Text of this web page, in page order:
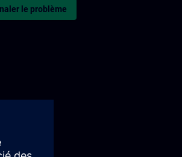
le problème